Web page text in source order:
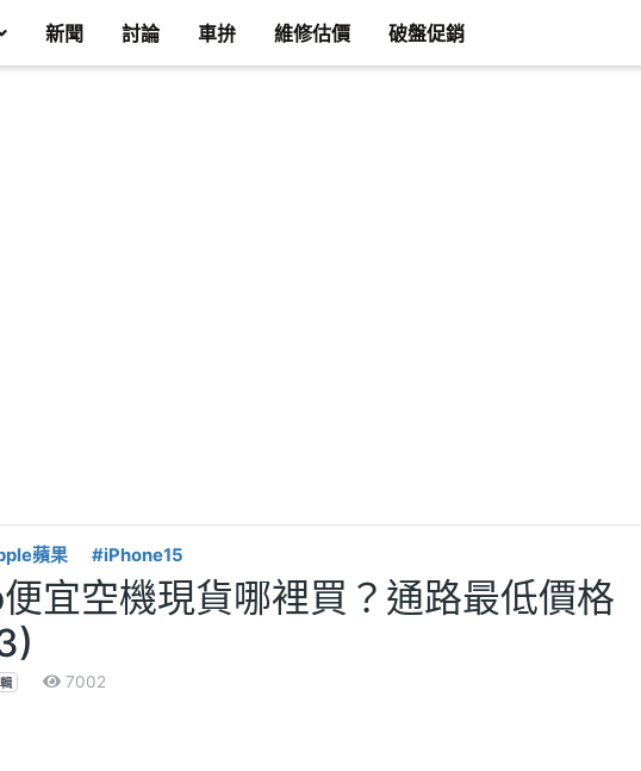
新聞 討論 車拚 維修估價 破盤促銷
蘋果 #iPhone15
宜空機現貨哪裡買？通路最低價格
7002